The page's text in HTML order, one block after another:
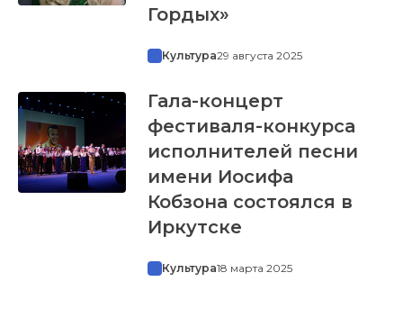
Гордых»
Культура29 августа 2025
Гала-концерт
фестиваля-конкурса
исполнителей песни
имени Иосифа
Кобзона состоялся в
Иркутске
Культура18 марта 2025